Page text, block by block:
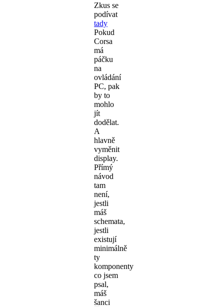
Zkus se
podívat
tady
Pokud
Corsa
má
páčku
na
ovládání
PC, pak
by to
mohlo
jít
dodělat.
A
hlavně
vyměnit
display.
Přímý
návod
tam
není,
jestli
máš
schemata,
jestli
existují
minimálně
ty
komponenty
co jsem
psal,
máš
šanci